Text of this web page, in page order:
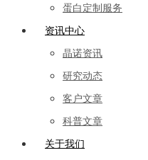
蛋白定制服务
资讯中心
晶诺资讯
研究动态
客户文章
科普文章
关于我们